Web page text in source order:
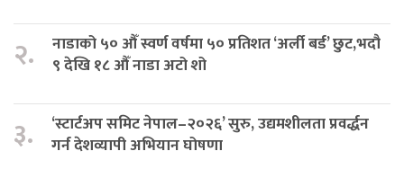
२.
नाडाको ५० औँ स्वर्ण वर्षमा ५० प्रतिशत ‘अर्ली बर्ड’ छुट,भदौ
९ देखि १८ औँ नाडा अटो शो
३.
‘स्टार्टअप समिट नेपाल–२०२६’ सुरु, उद्यमशीलता प्रवर्द्धन
गर्न देशव्यापी अभियान घोषणा